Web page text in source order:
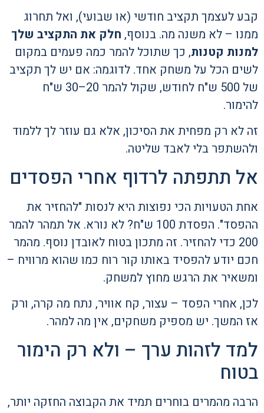
קבע לעצמך תקציב חודשי (או שבועי), ואל תחרוג
ממנו – לא משנה מה. בנוסף, חלק את התקציב שלך
למנות קטנות, כך שתוכל להמר כמה פעמים במקום
לשים הכל על משחק אחד. לדוגמה: אם יש לך תקציב
של 500 ש"ח לחודש, שקול להמר 20–30 ש"ח
להימור.
זה לא רק מפחית את הסיכון, אלא גם עוזר לך ללמוד
ולהשתפר בלי לאבד שליטה.
אל תתפתה לרדוף אחרי הפסדים
אחת הטעויות הכי נפוצות היא לנסות "להחזיר את
ההפסד". הפסדת 100 ש"ח? לא נורא. אל תמהר להמר
200 כדי להחזיר. זה מתכון בטוח לאובדן נוסף. מהמר
חכם יודע להפסיד באותו קור רוח כמו שהוא מרוויח –
ומשאיר את הרגש מחוץ למשחק.
לכן, אחרי הפסד – עצור, קח אוויר, נתח מה קרה, ורק
אז המשך. יש מספיק משחקים, אין מה למהר.
למד לזהות ערך – ולא רק הימור
בטוח
הרבה מהמרים בוחרים תמיד את הקבוצה החזקה יותר,